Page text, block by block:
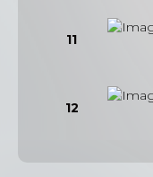
11
12